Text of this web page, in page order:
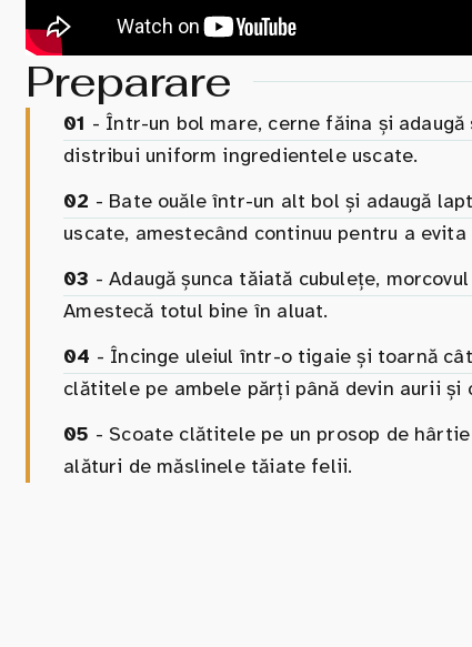
Preparare
01 - Într-un bol mare, cerne făina și
distribui uniform ingredientele uscate.
02 - Bate ouăle într-un alt bol și adaugă
uscate, amestecând continuu pentru a evita
03 - Adaugă șunca tăiată cubulețe,
Amestecă totul bine în aluat.
04 - Încinge uleiul într-o tigaie și toarnă
clătitele pe ambele părți până devin aurii și
05 - Scoate clătitele pe un prosop de
alături de măslinele tăiate felii.